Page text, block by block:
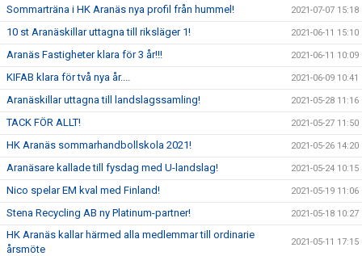
Sommarträna i HK Aranäs nya profil från hummel! 2021-07-07 15:18
10 st Aranäskillar uttagna till riksläger 1! 2021-06-11 15:10
Aranäs Fastigheter klara för 3 år!!! 2021-06-11 10:09
KIFAB klara för två nya år.... 2021-06-09 10:41
Aranäskillar uttagna till landslagssamling! 2021-05-28 11:16
TACK FÖR ALLT! 2021-05-27 11:50
HK Aranäs sommarhandbollskola 2021! 2021-05-26 14:20
Aranäsare kallade till fysdag med U-landslag! 2021-05-24 10:15
Nico spelar EM kval med Finland! 2021-05-19 11:06
Stena Recycling AB ny Platinum-partner! 2021-05-18 10:27
HK Aranäs kallar härmed alla medlemmar till ordinarie
årsmöte
2021-05-11 17:15